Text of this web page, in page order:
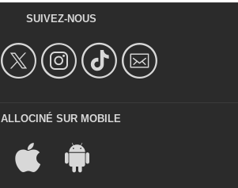
SUIVEZ-NOUS
ALLOCINÉ SUR MOBILE